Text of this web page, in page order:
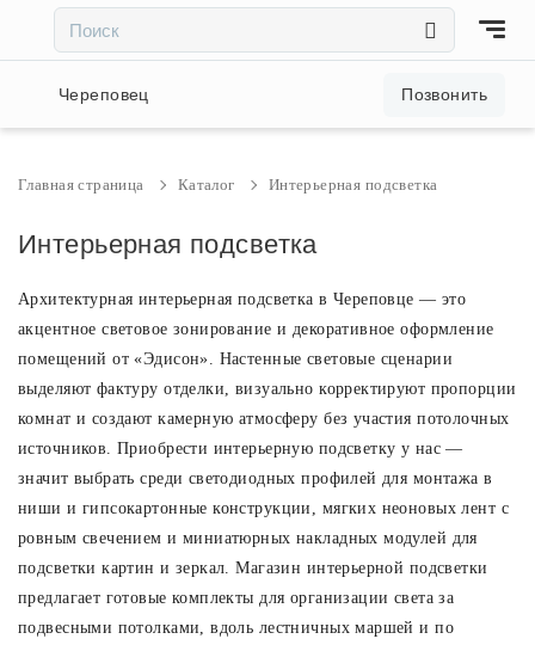
Акции и скидки
Светильники
Бра
Торшеры
Трековые системы
Череповец Позвонить
Главная страница Каталог Интерьерная подсветка
Интерьерная подсветка
Архитектурная интерьерная подсветка в Череповце — это
акцентное световое зонирование и декоративное оформление
помещений от «Эдисон». Настенные световые сценарии
выделяют фактуру отделки, визуально корректируют пропорции
комнат и создают камерную атмосферу без участия потолочных
источников. Приобрести интерьерную подсветку у нас —
значит выбрать среди светодиодных профилей для монтажа в
ниши и гипсокартонные конструкции, мягких неоновых лент с
ровным свечением и миниатюрных накладных модулей для
подсветки картин и зеркал. Магазин интерьерной подсветки
предлагает готовые комплекты для организации света за
подвесными потолками, вдоль лестничных маршей и по
××